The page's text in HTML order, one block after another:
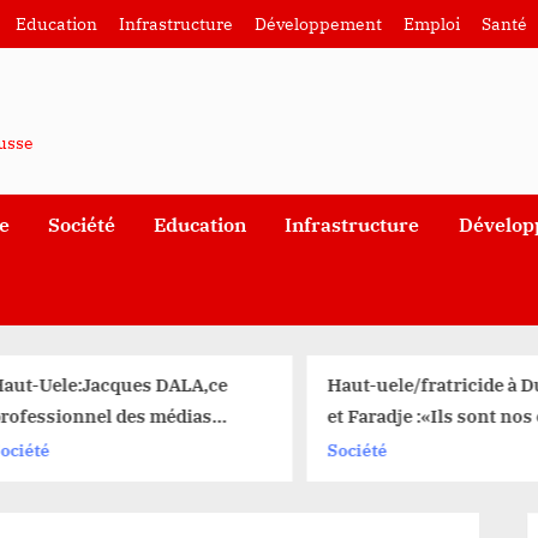
Education Infrastructure Développement Emploi Santé
Société Education Infrastructure
Uele:Jacques DALA,ce
des médias
conseiller d’éveil
Haut-uele/fratricide à
et Faradje :«Ils sont nos
et nos ancêtres avaient
Société